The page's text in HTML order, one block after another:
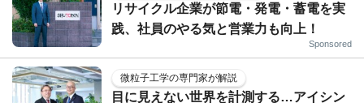
リサイクル企業が節電・発電・蓄電を実
践、社員のやる気と営業力も向上！
Sponsored
微粒子工学の専門家が解説
目に見えない世界を計測する…アイシン